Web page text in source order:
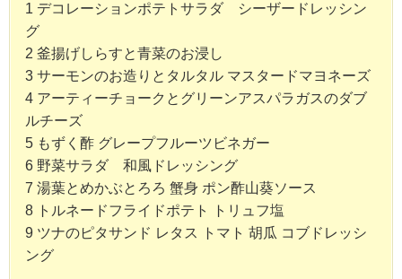
1 デコレーションポテトサラダ シーザードレッシン
グ
2 釜揚げしらすと青菜のお浸し
3 サーモンのお造りとタルタル マスタードマヨネーズ
4 アーティーチョークとグリーンアスパラガスのダブ
ルチーズ
5 もずく酢 グレープフルーツビネガー
6 野菜サラダ 和風ドレッシング
7 湯葉とめかぶとろろ 蟹身 ポン酢山葵ソース
8 トルネードフライドポテト トリュフ塩
9 ツナのピタサンド レタス トマト 胡瓜 コブドレッシ
ング